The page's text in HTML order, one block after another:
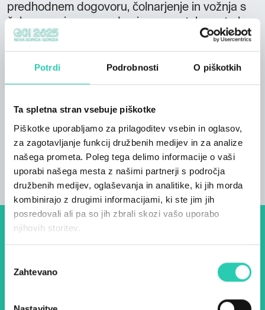
Potrdi Podrobnosti O piškotkih
Ta spletna stran vsebuje piškotke
Piškotke uporabljamo za prilagoditev vsebin in oglasov,
za zagotavljanje funkcij družbenih medijev in za analize
našega prometa. Poleg tega delimo informacije o vaši
uporabi našega mesta z našimi partnerji s področja
družbenih medijev, oglaševanja in analitike, ki jih morda
kombinirajo z drugimi informacijami, ki ste jim jih
posredovali ali pa so jih zbrali skozi vašo uporabo
njihovih storitev.
soglasja
Zahtevano
predhodnem dogovoru, čolnarjenje in vožnja s
čolnom po jezeru, vodna in energetska pot ob
jezeru LOKACIJA: apartma Taljat v novejšem
območju Most na Soči, stran od prometa, v
bližini športnega in teniškega igrišča, apartma
Most na izjemni lokaciji v središču mesta s
Soče
Dogodki, članki in zgodbe iz
evropske prestolnice kulture
– prijavite se na naš novičnik